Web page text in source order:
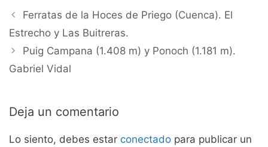
Ferratas de la Hoces de Priego (Cuenca). El
Estrecho y Las Buitreras.
Puig Campana (1.408 m) y Ponoch (1.181 m).
Gabriel Vidal
Deja un comentario
Lo siento, debes estar conectado para publicar un